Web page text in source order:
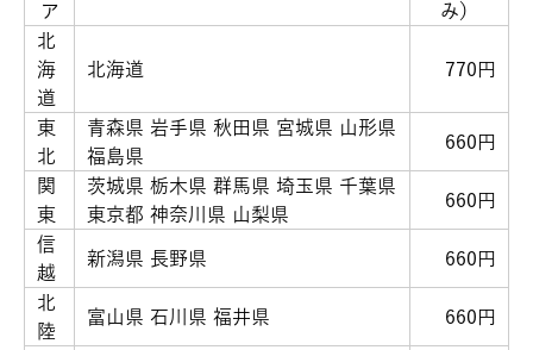
ア
み）
北
海
道
北海道 770円
東
北
青森県 岩手県 秋田県 宮城県 山形県
福島県
660円
関
東
茨城県 栃木県 群馬県 埼玉県 千葉県
東京都 神奈川県 山梨県
660円
信
越
新潟県 長野県 660円
北
陸
富山県 石川県 福井県 660円